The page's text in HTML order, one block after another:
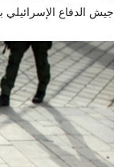
جيش الدفاع الإسرائيلي